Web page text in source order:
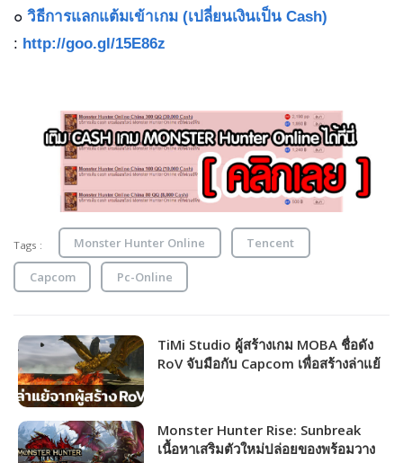
๐ วิธีการแลกแต้มเข้าเกม (เปลี่ยนเงินเป็น Cash)
: http://goo.gl/15E86z
Tags : Monster Hunter Online Tencent
Capcom Pc-Online
TiMi Studio ผู้สร้างเกม MOBA ชื่อดัง
RoV จับมือกับ Capcom เพื่อสร้างล่าแย้
Monster Hunter Rise: Sunbreak
เนื้อหาเสริมตัวใหม่ปล่อยของพร้อมวาง